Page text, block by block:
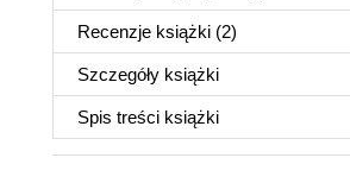
Recenzje książki (2)
Szczegóły książki
Spis treści książki